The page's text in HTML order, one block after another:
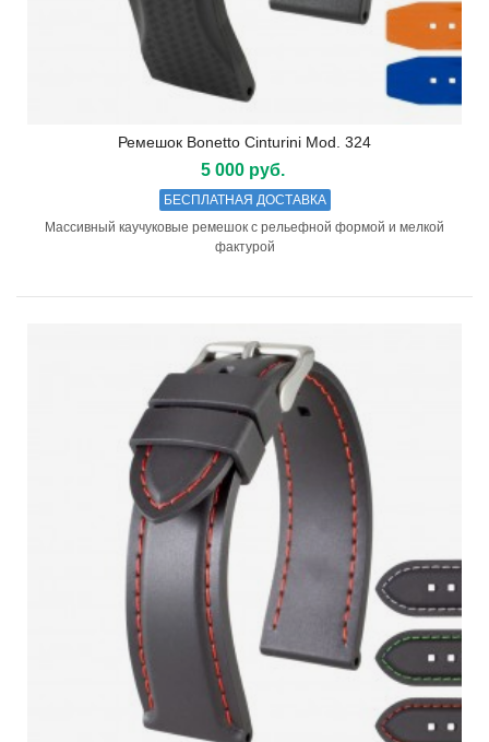
Ремешок Bonetto Cinturini Mod. 324
5 000 руб.
БЕСПЛАТНАЯ ДОСТАВКА
Массивный каучуковые ремешок с рельефной формой и мелкой
фактурой